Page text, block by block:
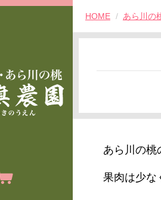
HOME あら川の
あら川の桃
果肉は少な